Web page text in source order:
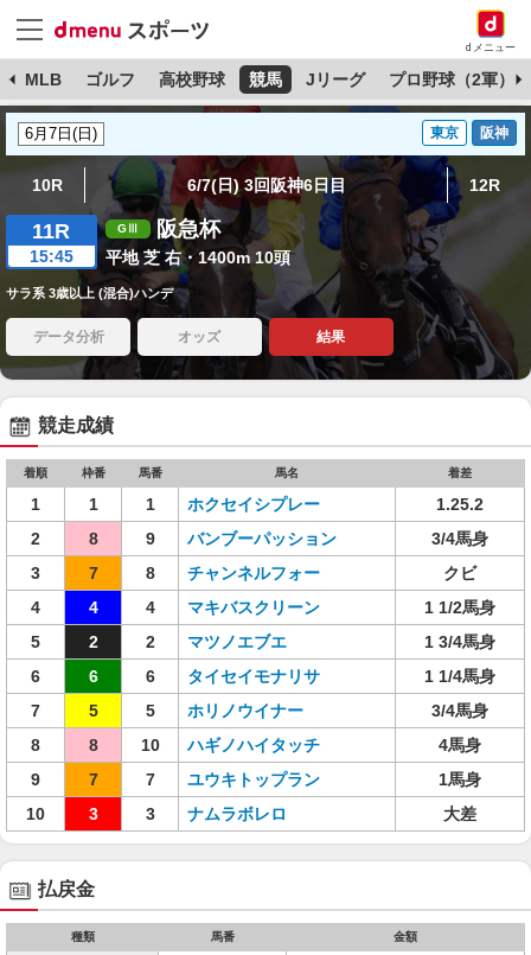
dメニュー
MLB ゴルフ 高校野球 競馬 Jリーグ プロ野球（2軍）
東京 阪神
10R 6/7(日) 3回阪神6日目 12R
11R
15:45
阪急杯
平地 芝 右・1400m 10頭
サラ系 3歳以上 (混合)ハンデ
データ分析 オッズ 結果
競走成績
着順 枠番 馬番 馬名 着差
1 1 1 ホクセイシプレー
1.25.2
2
8 9 バンブーパッション
3/4馬身
3
7 8 チャンネルフォー
クビ
4
4 4 マキバスクリーン
1 1/2馬身
5
2 2 マツノエブエ
1 3/4馬身
6
6 6 タイセイモナリサ
1 1/4馬身
7
5 5 ホリノウイナー
3/4馬身
8
8 10 ハギノハイタッチ
4馬身
9
7 7 ユウキトップラン
1馬身
10
3 3 ナムラボレロ 大差
払戻金
種類 馬番 金額